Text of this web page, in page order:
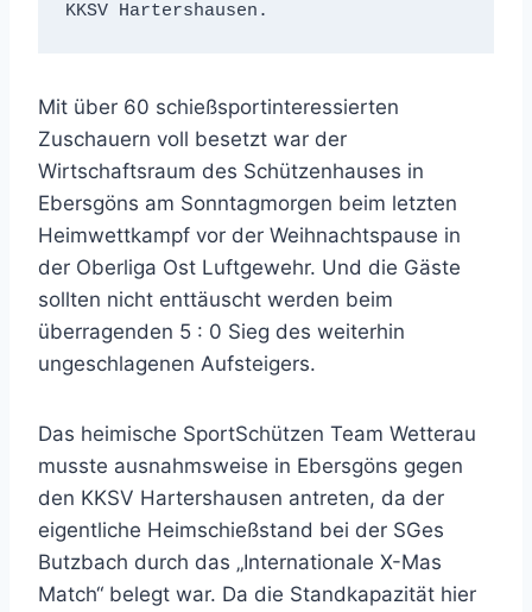
KKSV Hartershausen.
Mit über 60 schießsportinteressierten
Zuschauern voll besetzt war der
Wirtschaftsraum des Schützenhauses in
Ebersgöns am Sonntagmorgen beim letzten
Heimwettkampf vor der Weihnachtspause in
der Oberliga Ost Luftgewehr. Und die Gäste
sollten nicht enttäuscht werden beim
überragenden 5 : 0 Sieg des weiterhin
ungeschlagenen Aufsteigers.
Das heimische SportSchützen Team Wetterau
musste ausnahmsweise in Ebersgöns gegen
den KKSV Hartershausen antreten, da der
eigentliche Heimschießstand bei der SGes
Butzbach durch das „Internationale X-Mas
Match“ belegt war. Da die Standkapazität hier